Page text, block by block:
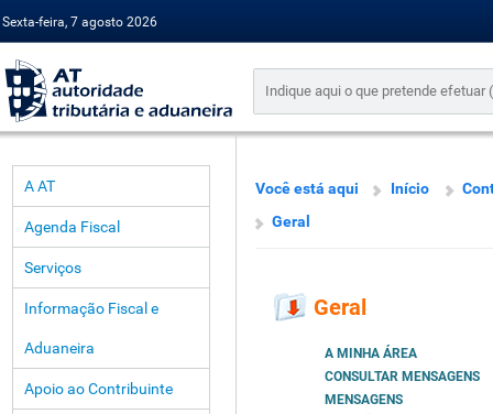
Sexta-feira, 7 agosto 2026
A AT
Agenda Fiscal
Serviços
Informação Fiscal e
Aduaneira
Apoio ao Contribuinte
Você está aqui Início
Geral
Geral
A MINHA ÁREA
CONSULTAR MENSAGENS
MENSAGENS